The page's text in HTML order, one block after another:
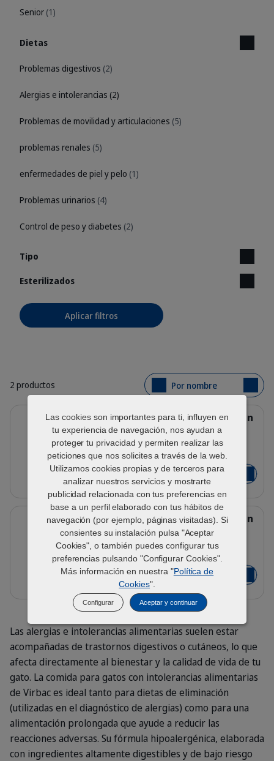
Senior (1)
Dietas
Problemas digestivos (2)
Alergias e intolerancias (2)
Problemas de movilidad y articulaciones (5)
problemas renales (5)
enfermedades de piel y pelo (1)
Problemas urinarios (4)
Control de peso y diabetes (2)
Tipo
Esterilizados
Aplicar filtros
2 productos Por nombre
Bag_HPM-A1_cat_face_Packaging-
A1 Pienso Hypoallergy - Gatos con
intolerancia alimentaria
3 kg
49,91 € Añadir
Bag_HPM-A2_cat_face_Packaging-
A2 Pienso Hypoallergy - Gatos con
intolerancia alimentaria
3 kg
49,91 € Añadir
Las alergias e intolerancias alimentarias suelen estar
acompañadas de trastornos digestivos o cutáneos, lo que
afecta directamente al bienestar y la calidad de vida de tu
gato. La comida para gatos con intolerancias alimentarias
de Virbac es ideal tanto para dietas de eliminación
(utilizadas en el diagnóstico de alergias) como para una
alimentación prolongada que ayude a reducir las
reacciones adversas. Su fórmula hipoalergénica, elaborada
con ingredientes altamente digestibles y de bajo riesgo
Las cookies son importantes para ti, influyen en
tu experiencia de navegación, nos ayudan a
proteger tu privacidad y permiten realizar las
peticiones que nos solicites a través de la web.
Utilizamos cookies propias y de terceros para
analizar nuestros servicios y mostrarte
publicidad relacionada con tus preferencias en
base a un perfil elaborado con tus hábitos de
navegación (por ejemplo, páginas visitadas). Si
consientes su instalación pulsa "Aceptar
Cookies", o también puedes configurar tus
preferencias pulsando "Configurar Cookies".
Más información en nuestra "Política de
Cookies".
Configurar Aceptar y continuar